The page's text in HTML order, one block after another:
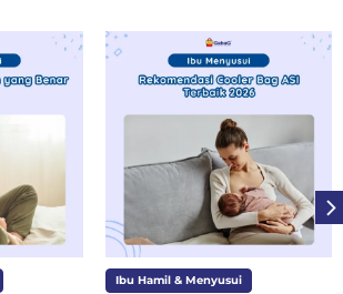
Ibu dan Anak